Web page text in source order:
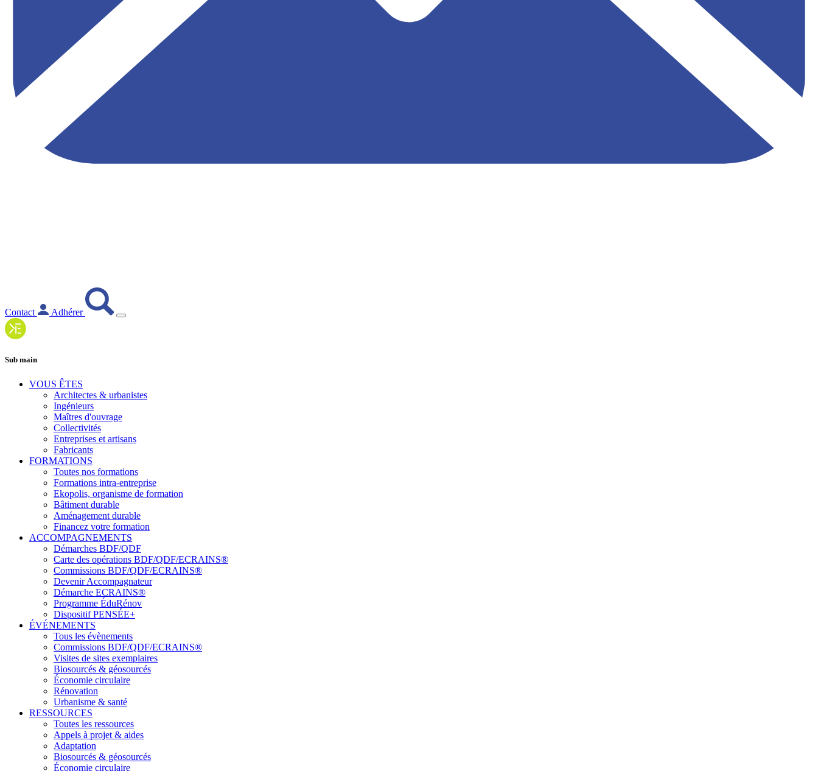
Contact Adhérer
Sub main
VOUS ÊTES
Architectes & urbanistes
Ingénieurs
Maîtres d'ouvrage
Collectivités
Entreprises et artisans
Fabricants
FORMATIONS
Toutes nos formations
Formations intra-entreprise
Ekopolis, organisme de formation
Bâtiment durable
Aménagement durable
Financez votre formation
ACCOMPAGNEMENTS
Démarches BDF/QDF
Carte des opérations BDF/QDF/ECRAINS®
Commissions BDF/QDF/ECRAINS®
Devenir Accompagnateur
Démarche ECRAINS®
Programme ÉduRénov
Dispositif PENSÉE+
ÉVÉNEMENTS
Tous les évènements
Commissions BDF/QDF/ECRAINS®
Visites de sites exemplaires
Biosourcés & géosourcés
Économie circulaire
Rénovation
Urbanisme & santé
RESSOURCES
Toutes les ressources
Appels à projet & aides
Adaptation
Biosourcés & géosourcés
Économie circulaire